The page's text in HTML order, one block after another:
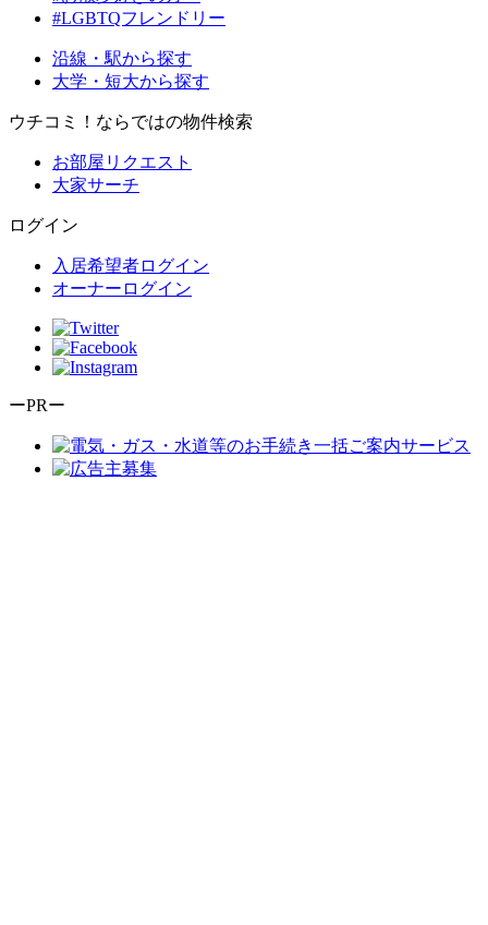
#LGBTQフレンドリー
沿線・駅から探す
大学・短大から探す
ウチコミ！ならではの物件検索
お部屋リクエスト
大家サーチ
ログイン
入居希望者ログイン
オーナーログイン
ーPRー